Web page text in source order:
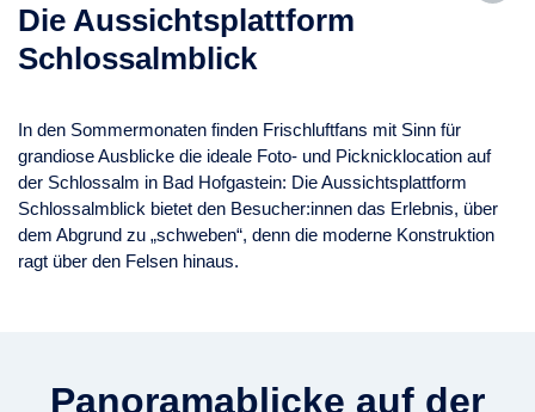
Die Aussichtsplattform
Schlossalmblick
In den Sommermonaten finden Frischluftfans mit Sinn für
grandiose Ausblicke die ideale Foto- und Picknicklocation auf
der Schlossalm in Bad Hofgastein: Die Aussichtsplattform
Schlossalmblick bietet den Besucher:innen das Erlebnis, über
dem Abgrund zu „schweben“, denn die moderne Konstruktion
ragt über den Felsen hinaus.
Panoramablicke auf der